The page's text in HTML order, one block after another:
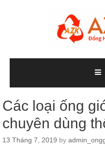
Các loại ống
chuyên dùng
13 Tháng 7, 2019 by